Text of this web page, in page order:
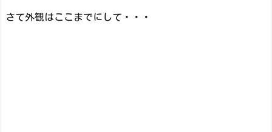
さて外観はここまでにして・・・